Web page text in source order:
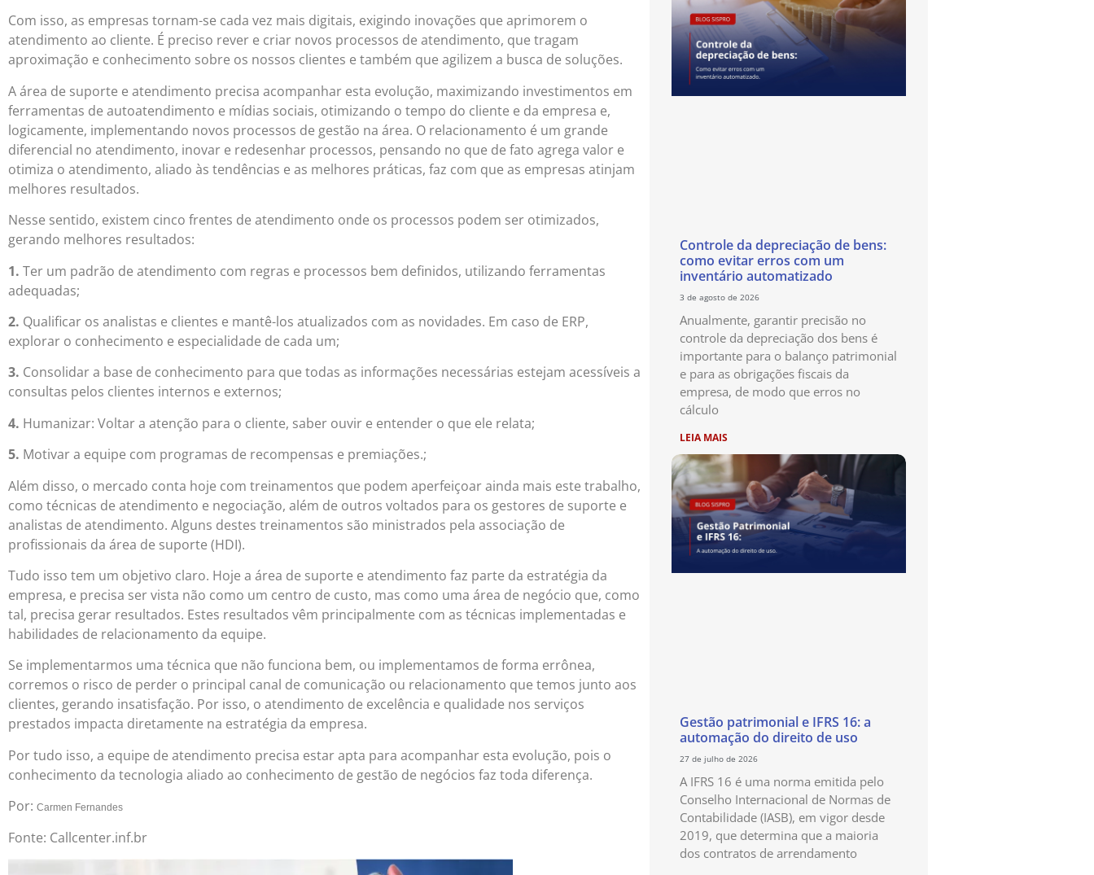
Com isso, as empresas tornam-se cada vez mais digitais, exigindo inovações que aprimorem o
atendimento ao cliente. É preciso rever e criar novos processos de atendimento, que tragam
aproximação e conhecimento sobre os nossos clientes e também que agilizem a busca de soluções.
A área de suporte e atendimento precisa acompanhar esta evolução, maximizando investimentos em
ferramentas de autoatendimento e mídias sociais, otimizando o tempo do cliente e da empresa e,
logicamente, implementando novos processos de gestão na área. O relacionamento é um grande
diferencial no atendimento, inovar e redesenhar processos, pensando no que de fato agrega valor e
otimiza o atendimento, aliado às tendências e as melhores práticas, faz com que as empresas atinjam
melhores resultados.
Nesse sentido, existem cinco frentes de atendimento onde os processos podem ser otimizados,
gerando melhores resultados:
1. Ter um padrão de atendimento com regras e processos bem definidos, utilizando ferramentas
adequadas;
2. Qualificar os analistas e clientes e mantê-los atualizados com as novidades. Em caso de ERP,
explorar o conhecimento e especialidade de cada um;
3. Consolidar a base de conhecimento para que todas as informações necessárias estejam acessíveis a
consultas pelos clientes internos e externos;
4. Humanizar: Voltar a atenção para o cliente, saber ouvir e entender o que ele relata;
5. Motivar a equipe com programas de recompensas e premiações.;
Além disso, o mercado conta hoje com treinamentos que podem aperfeiçoar ainda mais este trabalho,
como técnicas de atendimento e negociação, além de outros voltados para os gestores de suporte e
analistas de atendimento. Alguns destes treinamentos são ministrados pela associação de
profissionais da área de suporte (HDI).
Tudo isso tem um objetivo claro. Hoje a área de suporte e atendimento faz parte da estratégia da
empresa, e precisa ser vista não como um centro de custo, mas como uma área de negócio que, como
tal, precisa gerar resultados. Estes resultados vêm principalmente com as técnicas implementadas e
habilidades de relacionamento da equipe.
Se implementarmos uma técnica que não funciona bem, ou implementamos de forma errônea,
corremos o risco de perder o principal canal de comunicação ou relacionamento que temos junto aos
clientes, gerando insatisfação. Por isso, o atendimento de excelência e qualidade nos serviços
prestados impacta diretamente na estratégia da empresa.
Por tudo isso, a equipe de atendimento precisa estar apta para acompanhar esta evolução, pois o
conhecimento da tecnologia aliado ao conhecimento de gestão de negócios faz toda diferença.
Por: Carmen Fernandes
Fonte: Callcenter.inf.br
Controle da depreciação de bens:
como evitar erros com um
inventário automatizado
3 de agosto de 2026
Anualmente, garantir precisão no
controle da depreciação dos bens é
importante para o balanço patrimonial
e para as obrigações fiscais da
empresa, de modo que erros no
cálculo
LEIA MAIS
Gestão patrimonial e IFRS 16: a
automação do direito de uso
27 de julho de 2026
A IFRS 16 é uma norma emitida pelo
Conselho Internacional de Normas de
Contabilidade (IASB), em vigor desde
2019, que determina que a maioria
dos contratos de arrendamento